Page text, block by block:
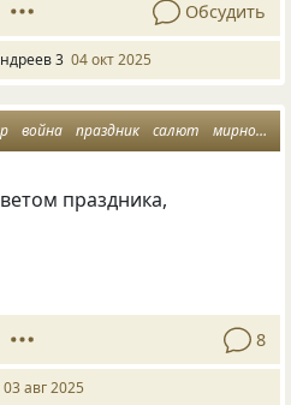
Обсудить
3 04 окт 2025
война праздник салют мирное небо
праздника,
8
03 авг 2025